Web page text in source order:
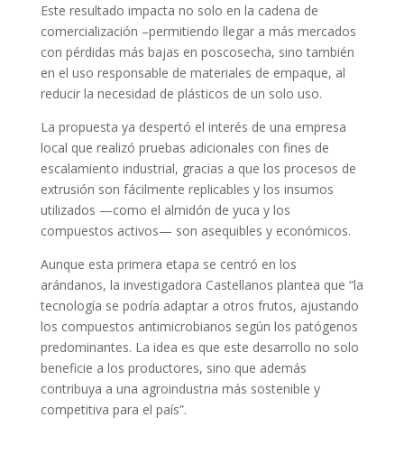
Este resultado impacta no solo en la cadena de
comercialización –permitiendo llegar a más mercados
con pérdidas más bajas en poscosecha, sino también
en el uso responsable de materiales de empaque, al
reducir la necesidad de plásticos de un solo uso.
La propuesta ya despertó el interés de una empresa
local que realizó pruebas adicionales con fines de
escalamiento industrial, gracias a que los procesos de
extrusión son fácilmente replicables y los insumos
utilizados —como el almidón de yuca y los
compuestos activos— son asequibles y económicos.
Aunque esta primera etapa se centró en los
arándanos, la investigadora Castellanos plantea que “la
tecnología se podría adaptar a otros frutos, ajustando
los compuestos antimicrobianos según los patógenos
predominantes. La idea es que este desarrollo no solo
beneficie a los productores, sino que además
contribuya a una agroindustria más sostenible y
competitiva para el país”.